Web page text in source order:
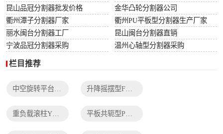
昆山品冠分割器批发价格
金华凸轮分割器公司
衢州潭子分割器厂家
衢州PU平板型分割器生产厂家
丽水闽台分割器工厂
昆山闽台分割器直销
宁波品冠分割器采购
温州心轴型分割器采购
栏目推荐
升降摇摆型FH系列